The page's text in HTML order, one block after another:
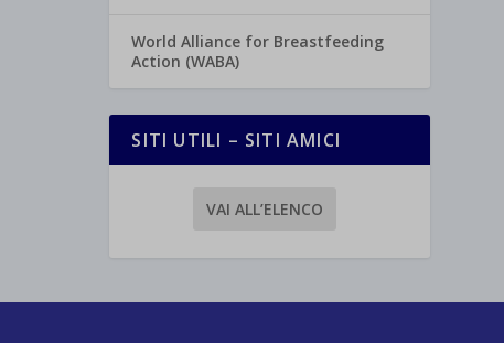
World Alliance for Breastfeeding
Action (WABA)
SITI UTILI – SITI AMICI
VAI ALL’ELENCO